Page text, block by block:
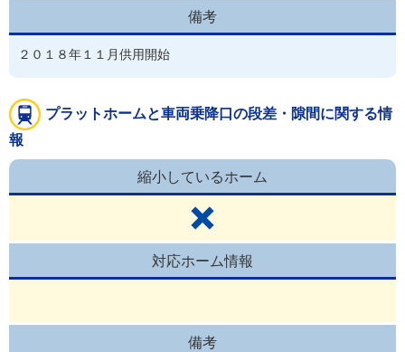
備考
２０１８年１１月供用開始
プラットホームと車両乗降口の段差・隙間に関する情
報
縮小しているホーム
対応ホーム情報
備考